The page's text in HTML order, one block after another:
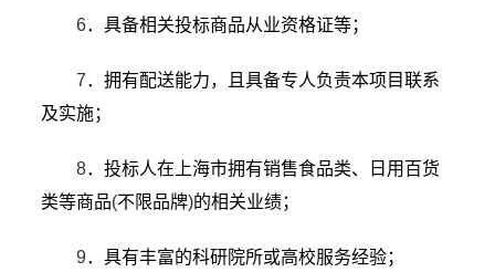
6．具备相关投标商品从业资格证等；
7．拥有配送能力，且具备专人负责本项目联系
及实施；
8．投标人在上海市拥有销售食品类、日用百货
类等商品(不限品牌)的相关业绩；
9．具有丰富的科研院所或高校服务经验；